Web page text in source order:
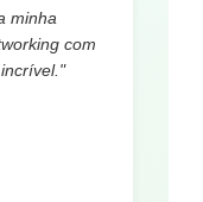
minha
com